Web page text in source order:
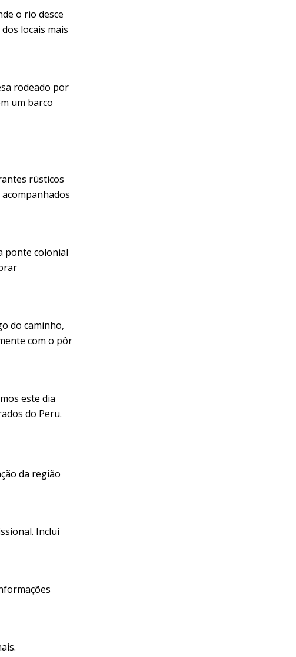
o rio desce
locais mais
rodeado por
um barco
rústicos
ponte colonial
do caminho,
com o pôr
este dia
do Peru.
da região
Inclui